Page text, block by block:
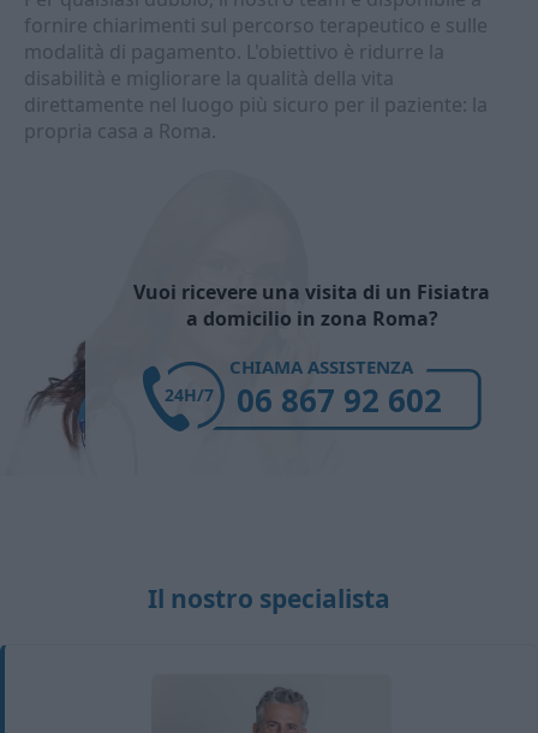
fornire chiarimenti sul percorso terapeutico e sulle
modalità di pagamento. L'obiettivo è ridurre la
disabilità e migliorare la qualità della vita
direttamente nel luogo più sicuro per il paziente: la
propria casa a Roma.
Vuoi ricevere una visita di un Fisiatra
a domicilio in zona Roma?
CHIAMA ASSISTENZA
06 867 92 602
24H/7
Il nostro specialista